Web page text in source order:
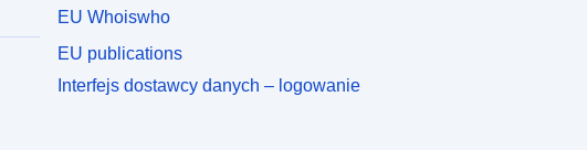
EU Whoiswho
EU publications
Interfejs dostawcy danych – logowanie